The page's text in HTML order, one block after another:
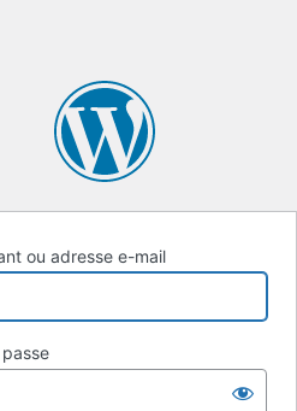
ou adresse e-mail